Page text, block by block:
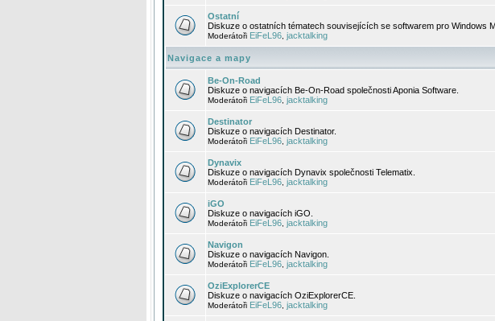
Ostatní
Diskuze o ostatních tématech souvisejících se softwarem pro Windows
Moderátoři EiFeL96 jacktalking
Navigace a mapy
Be-On-Road
Diskuze o navigacích Be-On-Road společnosti Aponia Software.
Moderátoři EiFeL96 jacktalking
Destinator
Diskuze o navigacích Destinator.
Moderátoři EiFeL96 jacktalking
Dynavix
Diskuze o navigacích Dynavix společnosti Telematix.
Moderátoři EiFeL96 jacktalking
iGO
Diskuze o navigacích iGO.
Moderátoři EiFeL96 jacktalking
Navigon
Diskuze o navigacích Navigon.
Moderátoři EiFeL96 jacktalking
OziExplorerCE
Diskuze o navigacích OziExplorerCE.
Moderátoři EiFeL96 jacktalking